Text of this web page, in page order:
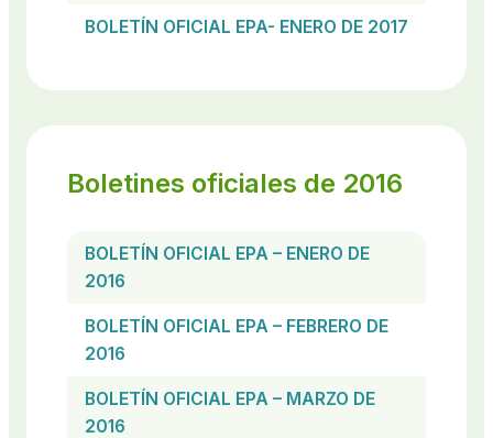
BOLETÍN OFICIAL EPA- ENERO DE 2017
Boletines oficiales de 2016
BOLETÍN OFICIAL EPA – ENERO DE
2016
BOLETÍN OFICIAL EPA – FEBRERO DE
2016
BOLETÍN OFICIAL EPA – MARZO DE
2016